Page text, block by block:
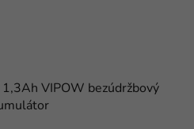
VIPOW bezúdržbový